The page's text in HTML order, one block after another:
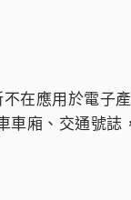
在應用於電子
廂、交通號